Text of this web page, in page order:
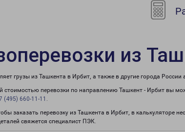
из
грузы из Ташкента в Ирбит, а также в другие города
стоимостью перевозки по направлению Ташкент - Ирбит вы
(495) 660-11-11 .
заказать перевозку из Ташкента в Ирбит, в калькуляторе
свяжется специалист ПЭК.